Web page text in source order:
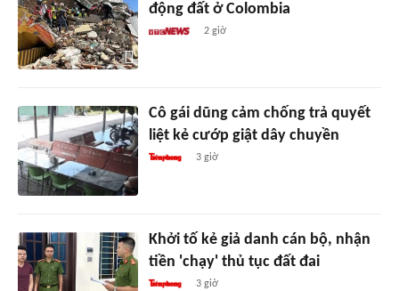
động đất ở Colombia
2 giờ
Cô gái dũng cảm chống trả quyết
liệt kẻ cướp giật dây chuyền
3 giờ
Khởi tố kẻ giả danh cán bộ, nhận
tiền 'chạy' thủ tục đất đai
3 giờ